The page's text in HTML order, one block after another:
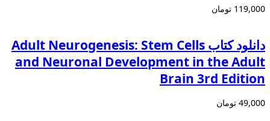
119,000 تومان
دانلود کتاب Adult Neurogenesis: Stem Cells
and Neuronal Development in the Adult
Brain 3rd Edition
49,000 تومان